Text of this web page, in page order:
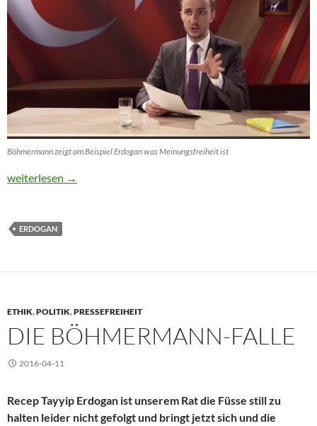
Böhmermann zeigt am Beispiel Erdogan was Meinungsfreiheit ist
Versenkt Böhmermann Merkel und die GroKo?
weiterlesen →
ERDOGAN
ETHIK,POLITIK,PRESSEFREIHEIT
DIE BÖHMERMANN-FALLE
2016-04-11
Recep Tayyip Erdogan ist unserem Rat die Füsse still zu
halten leider nicht gefolgt und bringt jetzt sich und die